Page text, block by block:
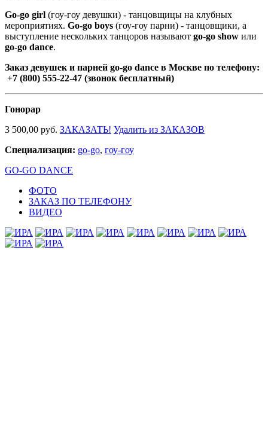
Go-go girl (гоу-гоу девушки) - танцовщицы на клубных
мероприятиях. Go-go boys (гоу-гоу парни) - танцовщики, а
выступление нескольких танцоров называют go-go show или
go-go dance.
Заказ девушек и парней go-go dance в Москве по телефону:
+7 (800) 555-22-47 (звонок бесплатный)
Гонорар
3 500,00 руб. ЗАКАЗАТЬ! Удалить из ЗАКАЗОВ
Специализация: go-go, гоу-гоу
GO-GO DANCE
ФОТО
ЗАКАЗ ПО ТЕЛЕФОНУ
ВИДЕО